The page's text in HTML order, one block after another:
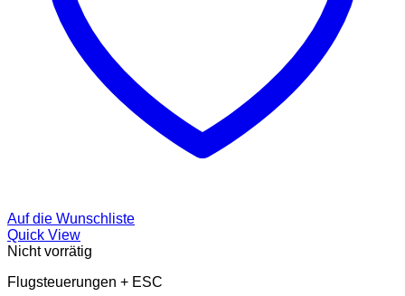
Auf die Wunschliste
Quick View
Nicht vorrätig
Flugsteuerungen + ESC